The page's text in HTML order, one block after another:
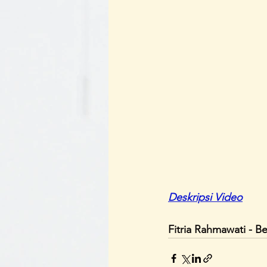
Deskripsi Video
Fitria Rahmawati -